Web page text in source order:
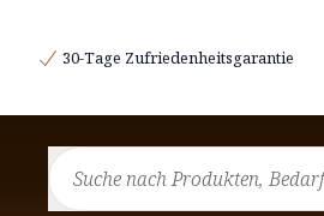
30-Tage Zufriedenheitsgarantie